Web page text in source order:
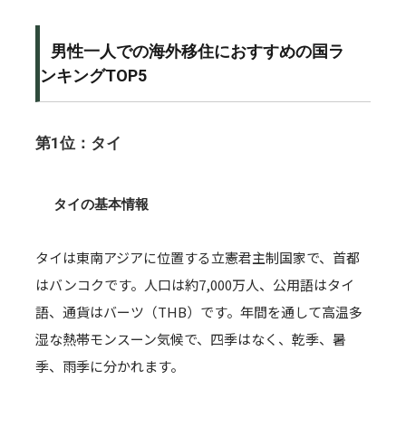
男性一人での海外移住におすすめの国ラ
ンキングTOP5
第1位：タイ
タイの基本情報
タイは東南アジアに位置する立憲君主制国家で、首都
はバンコクです。人口は約7,000万人、公用語はタイ
語、通貨はバーツ（THB）です。年間を通して高温多
湿な熱帯モンスーン気候で、四季はなく、乾季、暑
季、雨季に分かれます。